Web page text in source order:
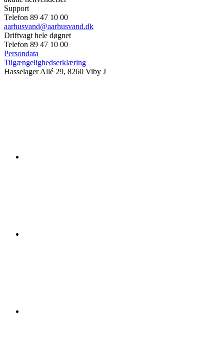
Support
Telefon 89 47 10 00
aarhusvand@aarhusvand.dk
Driftvagt hele døgnet
Telefon 89 47 10 00
Persondata
Tilgængelighedserklæring
Hasselager Allé 29, 8260 Viby J